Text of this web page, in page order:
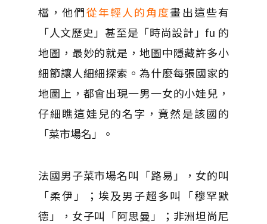
檔，他們從年輕人的角度畫出這些有
「人文歷史」甚至是「時尚設計」fu 的
地圖，最妙的就是，地圖中隱藏許多小
細節讓人細細探索。為什麼每張國家的
地圖上，都會出現一男一女的小娃兒，
仔細瞧這娃兒的名字，竟然是該國的
「菜市場名」。
法國男子菜市場名叫「路易」，女的叫
「柔伊」；埃及男子超多叫「穆罕默
德」，女子叫「阿思曼」；非洲坦尚尼